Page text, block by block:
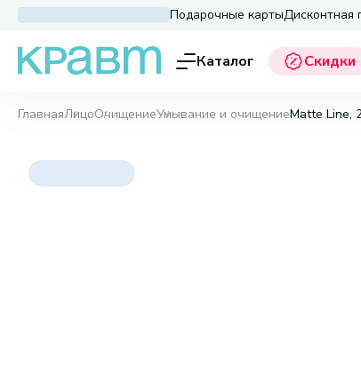
Подарочные картыДисконтная
Каталог Скидки
ГлавнаяЛицоОчищениеУмывание и очищениеMatte Line,